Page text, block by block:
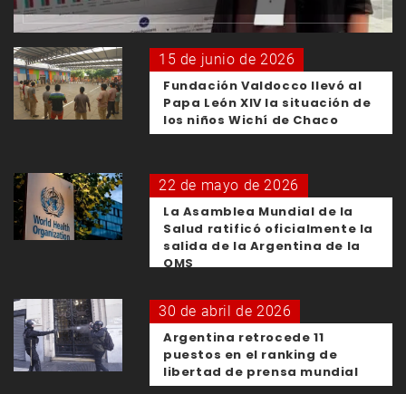
15 de junio de 2026
Fundación Valdocco llevó al
Papa León XIV la situación de
los niños Wichí de Chaco
22 de mayo de 2026
La Asamblea Mundial de la
Salud ratificó oficialmente la
salida de la Argentina de la
OMS
30 de abril de 2026
Argentina retrocede 11
puestos en el ranking de
libertad de prensa mundial